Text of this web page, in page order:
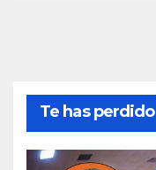
Te has perdido